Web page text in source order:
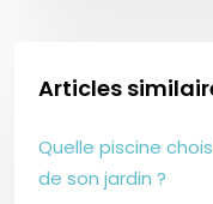
Articles
Quelle piscine
de son jardin ?